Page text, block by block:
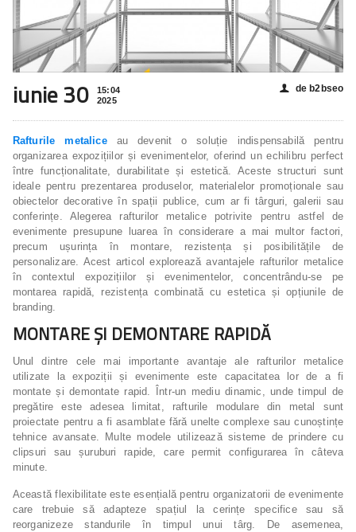
iunie 30
15:04
2025
👤 de b2bseo
Rafturile metaliceau devenit o soluție indispensabilă pentru
organizarea expozițiilor și evenimentelor, oferind un echilibru perfect
între funcționalitate, durabilitate și estetică. Aceste structuri sunt
ideale pentru prezentarea produselor, materialelor promoționale sau
obiectelor decorative în spații publice, cum ar fi târguri, galerii sau
conferințe. Alegerea rafturilor metalice potrivite pentru astfel de
evenimente presupune luarea în considerare a mai multor factori,
precum ușurința în montare, rezistența și posibilitățile de
personalizare. Acest articol explorează avantajele rafturilor metalice
în contextul expozițiilor și evenimentelor, concentrându-se pe
montarea rapidă, rezistența combinată cu estetica și opțiunile de
branding.
MONTARE ȘI DEMONTARE RAPIDĂ
Unul dintre cele mai importante avantaje ale rafturilor metalice
utilizate la expoziții și evenimente este capacitatea lor de a fi
montate și demontate rapid. Într-un mediu dinamic, unde timpul de
pregătire este adesea limitat, rafturile modulare din metal sunt
proiectate pentru a fi asamblate fără unelte complexe sau cunoștințe
tehnice avansate. Multe modele utilizează sisteme de prindere cu
clipsuri sau șuruburi rapide, care permit configurarea în câteva
minute.
Această flexibilitate este esențială pentru organizatorii de evenimente
care trebuie să adapteze spațiul la cerințe specifice sau să
reorganizeze standurile în timpul unui târg. De asemenea,